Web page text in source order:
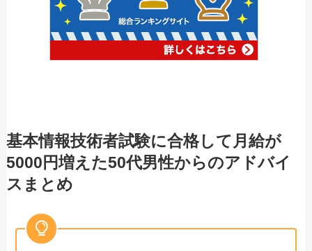
基本情報技術者試験に合格して月給が
5000円増えた50代男性からのアドバイ
スまとめ